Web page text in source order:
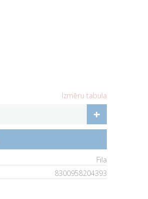
Izmēru tabula
+
Fila
8300958204393